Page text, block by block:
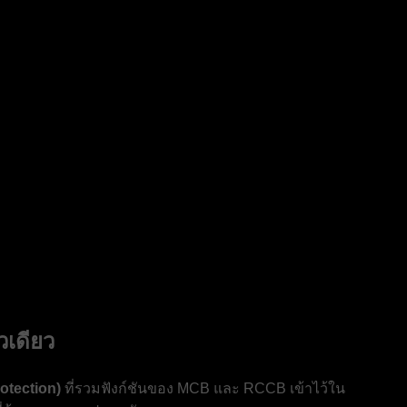
ดียว
ที่รวมฟังก์ชันของ MCB และ RCCB เข้าไว้ใน